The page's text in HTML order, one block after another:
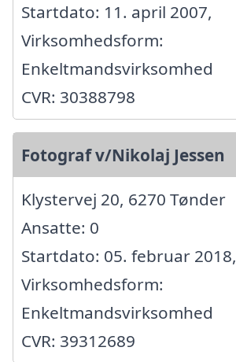
Startdato: 11. april 2007,
Virksomhedsform:
Enkeltmandsvirksomhed
CVR: 30388798
Fotograf v/Nikolaj Jessen
Klystervej 20, 6270 Tønder
Ansatte: 0
Startdato: 05. februar 2018,
Virksomhedsform:
Enkeltmandsvirksomhed
CVR: 39312689